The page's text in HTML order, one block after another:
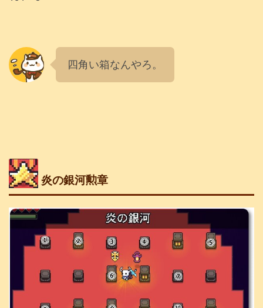
四角い箱なんやろ。
炎の銀河勲章